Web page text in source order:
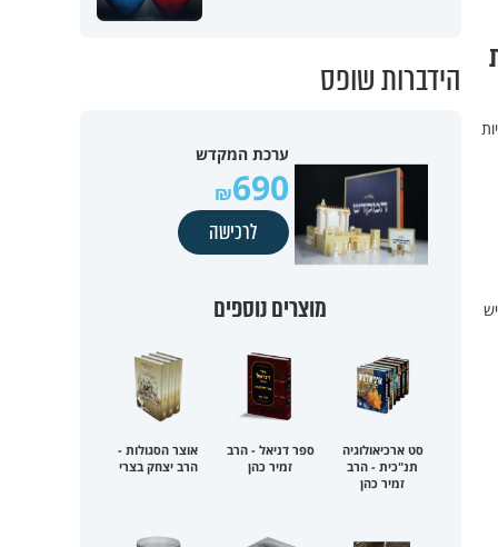
הידברות שופס
ערכת המקדש
690
לרכישה
מוצרים נוספים
סט ארכיאולוגיה
תנ"כית - הרב
זמיר כהן
ספר דניאל - הרב
זמיר כהן
אוצר הסגולות -
הרב יצחק בצרי